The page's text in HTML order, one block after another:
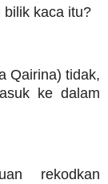
bilik kaca itu?
Qairina) tidak,
ke dalam
rekodkan